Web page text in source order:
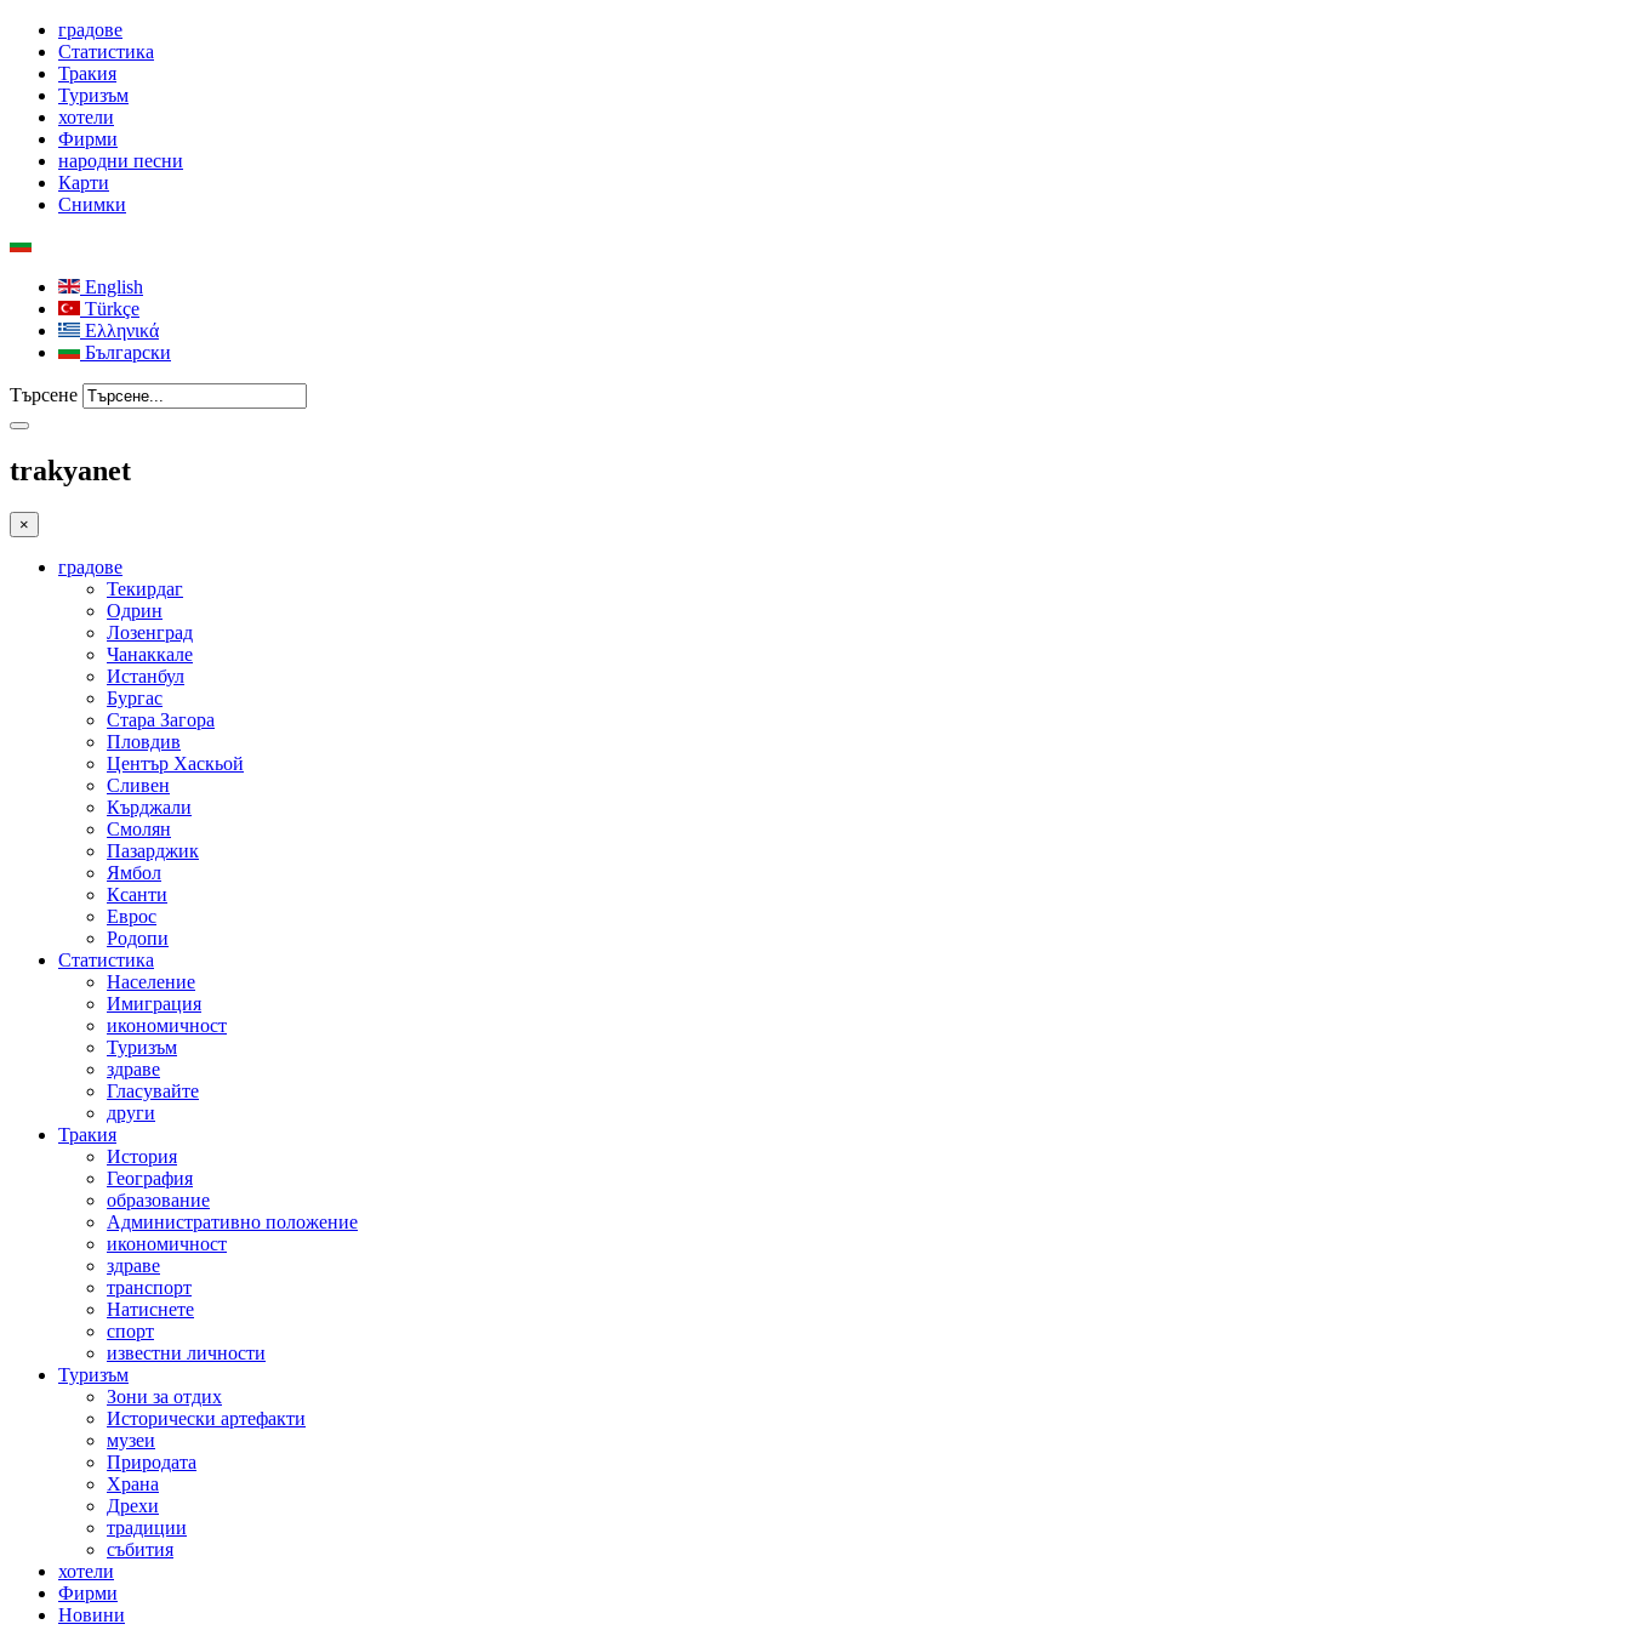
градове
Статистика
Тракия
Туризъм
хотели
Фирми
народни песни
Карти
Снимки
English
Türkçe
Ελληνικά
Български
Търсене
trakyanet
×
градове
Текирдаг
Одрин
Лозенград
Чанаккале
Истанбул
Бургас
Стара Загора
Пловдив
Център Хаскьой
Сливен
Кърджали
Смолян
Пазарджик
Ямбол
Ксанти
Еврос
Родопи
Статистика
Население
Имиграция
икономичност
Туризъм
здраве
Гласувайте
други
Тракия
История
География
образование
Административно положение
икономичност
здраве
транспорт
Натиснете
спорт
известни личности
Туризъм
Зони за отдих
Исторически артефакти
музеи
Природата
Храна
Дрехи
традиции
събития
хотели
Фирми
Новини